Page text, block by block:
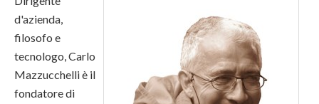
d'azienda,
filosofo e
tecnologo, Carlo
Mazzucchelli è il
fondatore di